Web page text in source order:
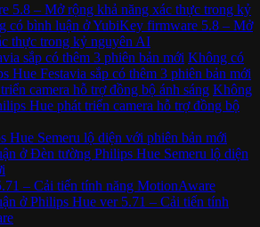
5.8 – Mở rộng khả năng xác thực trong kỷ
có bình luận ở YubiKey firmware 5.8 – Mở
thực trong kỷ nguyên AI
sắp có thêm 3 phiên bản mới Không có
Hue Festavia sắp có thêm 3 phiên bản mới
camera hỗ trợ đồng bộ ánh sáng Không
Hue phát triển camera hỗ trợ đồng bộ
Hue Semeru lộ diện với phiên bản mới
ở Đèn tường Philips Hue Semeru lộ diện
– Cải tiến tính năng MotionAware
ở Philips Hue ver 5.71 – Cải tiến tính